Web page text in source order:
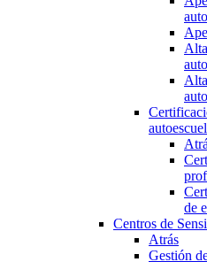
de
Centros de
Atrás
Gestión